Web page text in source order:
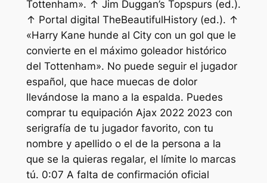
Tottenham». ↑ Jim Duggan’s Topspurs (ed.).
↑ Portal digital TheBeautifulHistory (ed.). ↑
«Harry Kane hunde al City con un gol que le
convierte en el máximo goleador histórico
del Tottenham». No puede seguir el jugador
español, que hace muecas de dolor
llevándose la mano a la espalda. Puedes
comprar tu equipación Ajax 2022 2023 con
serigrafía de tu jugador favorito, con tu
nombre y apellido o el de la persona a la
que se la quieras regalar, el límite lo marcas
tú. 0:07 A falta de confirmación oficial